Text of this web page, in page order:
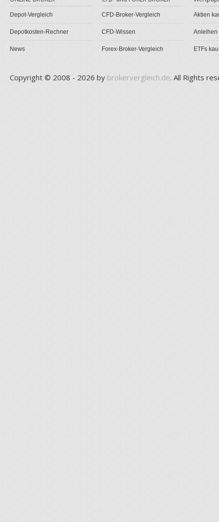
Depot-Vergleich
Depotkosten-Rechner
News
CFD-Broker-Vergleich
CFD-Wissen
Forex-Broker-Vergleich
Aktien
Anleihen
ETFs
Copyright © 2008 - 2026 by brokervergleich.de. All Rights